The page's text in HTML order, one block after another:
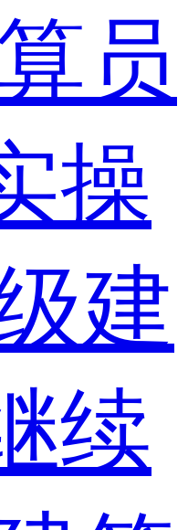
员
操
建
续